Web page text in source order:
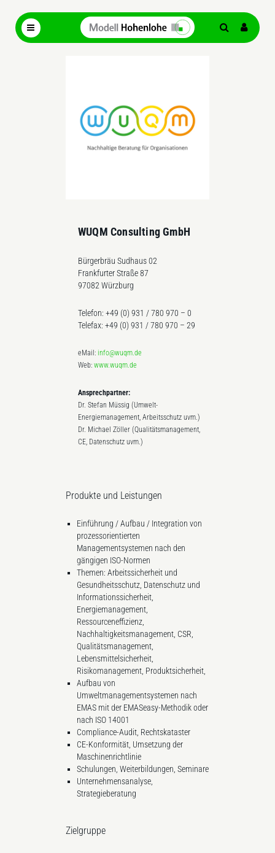
WUQM Consulting GmbH
Bürgerbräu Sudhaus 02
Frankfurter Straße 87
97082 Würzburg
Telefon: +49 (0) 931 / 780 970 – 0
Telefax: +49 (0) 931 / 780 970 – 29
eMail: info@wuqm.de
Web: www.wuqm.de
Ansprechpartner:
Dr. Stefan Müssig (Umwelt-
Energiemanagement, Arbeitsschutz uvm.)
Dr. Michael Zöller (Qualitätsmanagement,
CE, Datenschutz uvm.)
Produkte und Leistungen
Einführung / Aufbau / Integration von
prozessorientierten
Managementsystemen nach den
gängigen ISO-Normen
Themen: Arbeitssicherheit und
Gesundheitsschutz, Datenschutz und
Informationssicherheit,
Energiemanagement,
Ressourceneffizienz,
Nachhaltigkeitsmanagement, CSR,
Qualitätsmanagement,
Lebensmittelsicherheit,
Risikomanagement, Produktsicherheit,
Aufbau von
Umweltmanagementsystemen nach
EMAS mit der EMASeasy-Methodik oder
nach ISO 14001
Compliance-Audit, Rechtskataster
CE-Konformität, Umsetzung der
Maschinenrichtlinie
Schulungen, Weiterbildungen, Seminare
Unternehmensanalyse,
Strategieberatung
Zielgruppe